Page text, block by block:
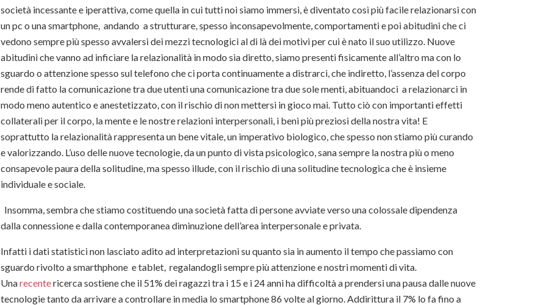
società incessante e iperattiva, come quella in cui tutti noi siamo immersi, è diventato così più facile relazionarsi con
un pc o una smartphone, andando a strutturare, spesso inconsapevolmente, comportamenti e poi abitudini che ci
vedono sempre più spesso avvalersi dei mezzi tecnologici al di là dei motivi per cui è nato il suo utilizzo. Nuove
abitudini che vanno ad inficiare la relazionalità in modo sia diretto, siamo presenti fisicamente all’altro ma con lo
sguardo o attenzione spesso sul telefono che ci porta continuamente a distrarci, che indiretto, l’assenza del corpo
rende di fatto la comunicazione tra due utenti una comunicazione tra due sole menti, abituandoci a relazionarci in
modo meno autentico e anestetizzato, con il rischio di non mettersi in gioco mai. Tutto ciò con importanti effetti
collaterali per il corpo, la mente e le nostre relazioni interpersonali, i beni più preziosi della nostra vita! E
soprattutto la relazionalità rappresenta un bene vitale, un imperativo biologico, che spesso non stiamo più curando
e valorizzando. L’uso delle nuove tecnologie, da un punto di vista psicologico, sana sempre la nostra più o meno
consapevole paura della solitudine, ma spesso illude, con il rischio di una solitudine tecnologica che è insieme
individuale e sociale.
Insomma, sembra che stiamo costituendo una società fatta di persone avviate verso una colossale dipendenza
dalla connessione e dalla contemporanea diminuzione dell’area interpersonale e privata.
Infatti i dati statistici non lasciato adito ad interpretazioni su quanto sia in aumento il tempo che passiamo con
sguardo rivolto a smarthphone e tablet, regalandogli sempre più attenzione e nostri momenti di vita.
Unarecentericerca sostiene che il 51% dei ragazzi tra i 15 e i 24 anni ha difficoltà a prendersi una pausa dalle nuove
tecnologie tanto da arrivare a controllare in media lo smartphone 86 volte al giorno. Addirittura il 7% lo fa fino a